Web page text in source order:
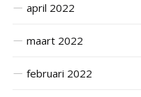
april 2022
maart 2022
februari 2022